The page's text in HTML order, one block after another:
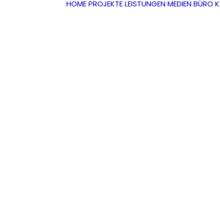
HOMEPROJEKTELEISTUNGENMEDIENBÜRO